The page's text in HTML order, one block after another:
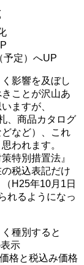
予定）へUP
影響を及ぼし
ことが沢山あ
ますが、
、商品カタログ
など）、これ
われます。
特別措置法』
税込表記だけ
H25年10月1日
れるようになっ
種別すると
示
格と税込み価格